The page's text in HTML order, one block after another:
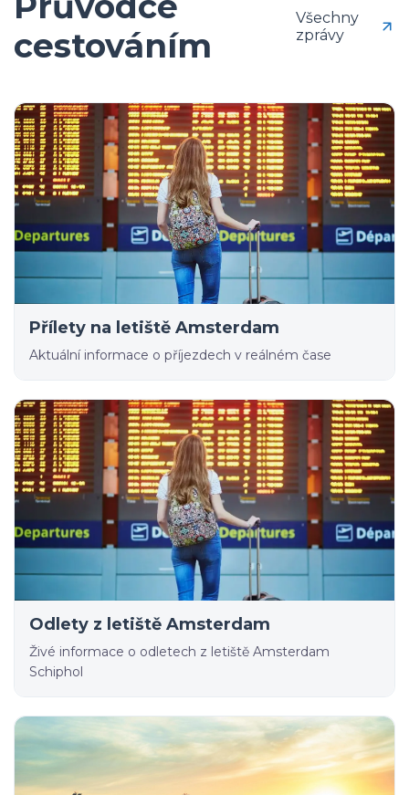
cestováním
Všechny
zprávy
Přílety na letiště Amsterdam
Aktuální informace o příjezdech v reálném čase
Odlety z letiště Amsterdam
Živé informace o odletech z letiště Amsterdam
Schiphol